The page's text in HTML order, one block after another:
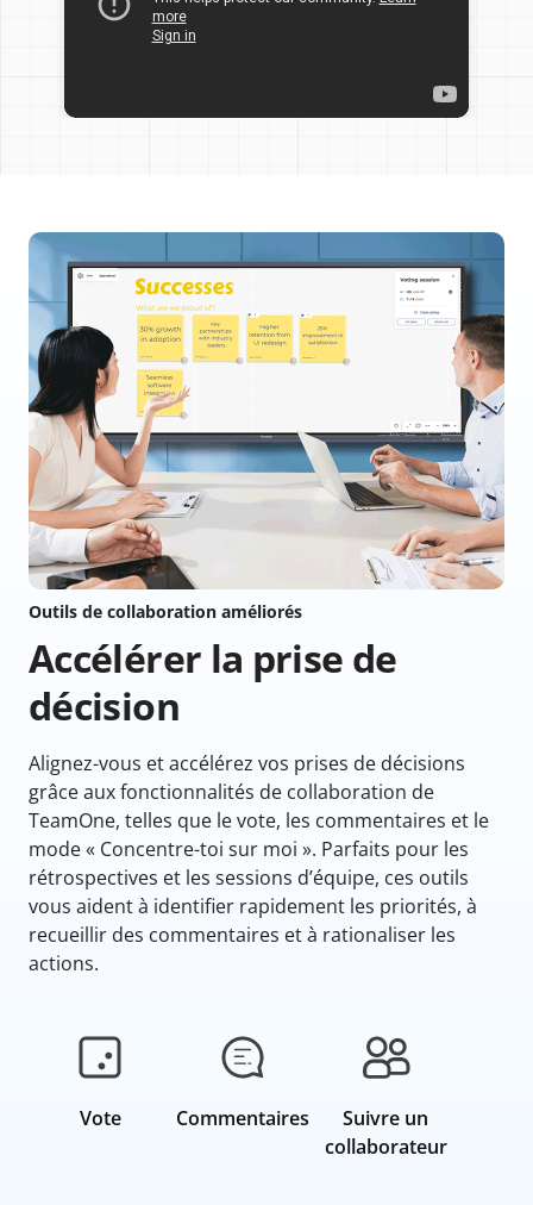
Outils de collaboration améliorés
Accélérer la prise de
décision
Alignez-vous et accélérez vos prises de décisions
grâce aux fonctionnalités de collaboration de
TeamOne, telles que le vote, les commentaires et le
mode « Concentre-toi sur moi ». Parfaits pour les
rétrospectives et les sessions d’équipe, ces outils
vous aident à identifier rapidement les priorités, à
recueillir des commentaires et à rationaliser les
actions.
Vote Commentaires
Suivre un
collaborateur